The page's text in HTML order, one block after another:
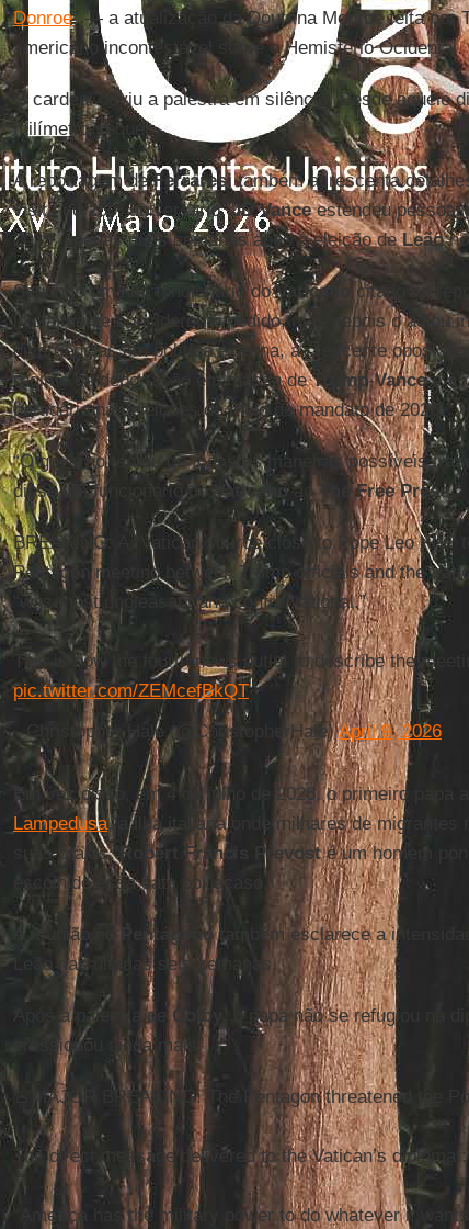
Donroe" — a atualização da Doutrina Monroe feita por
americano incontestável sobre o Hemisfério Ocidental.
O cardeal ouviu a palestra em silêncio. Desde aquele
milímetro sequer.
A reportagem deFerraresitambém acrescenta
visita do 250º aniversário.JD Vanceestendeu
2025, apenas duas semanas após a eleição deLeão
Segundo um alto funcionário doVaticano citado na
inicialmente considerou o pedido, mas depois o adiou
divergências em política externa, à crescente
regime de deportação em massa deTrump-Vancee à
partidário nas eleições de meio de mandato de 2026.
“O governo tentou de todas as maneiras possíveis
disse um funcionário doVaticanoaoThe Free Press.
BREAKING: A “Vatican source close to Pope Leo XIV”
Pentagon meeting between Trump officials and the
“was most unpleasant and confrontational.”
This is now the fourth news outlet to describe the
pic.twitter.com/ZEMcefBkQT
— Christopher Hale (@ChristopherHale)April 9, 2026
Em vez disso, em 4 de julho de 2026, o primeiro papa
Lampedusa, a ilha italiana onde milhares de migrantes
suas praias.Robert Francis Prevosté um homem
escolhido essa data por acaso.
A reunião no Pentágonotambém esclarece a
Leão nas últimas seis semanas.
Após a palestra de Colby
, o papa não se refugiou na
pressionou ainda mais.
🚨MAJOR BREAKING: The Pentagon threatened the
The direct message delivered to the Vatican’s diplomat:
“America has the military power to do whatever it